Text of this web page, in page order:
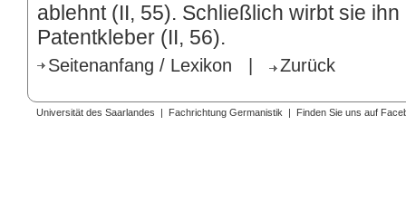
ablehnt (II, 55). Schließlich wirbt sie
Patentkleber (II, 56).
Seitenanfang / Lexikon Zurück
Universität des Saarlandes | Fachrichtung Germanistik | Finden Sie uns auf